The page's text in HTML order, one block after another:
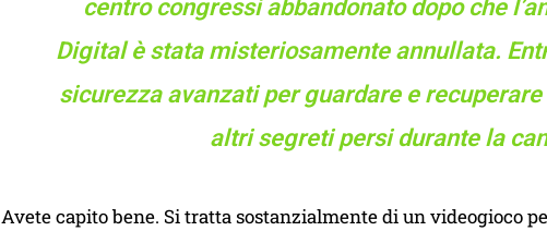
centro congressi abbandonato dopo che
Digital è stata misteriosamente annullata.
sicurezza avanzati per guardare e
altri segreti persi durante la
Avete capito bene. Si tratta sostanzialmente di un videogioco